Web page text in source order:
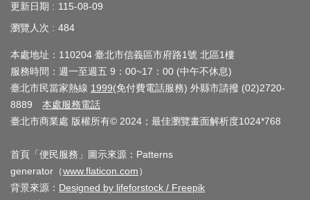
商
業
展
與
導
廊
更新日期
115-08-09
瀏覽人次
484
本處地址：110204 臺北市信義區市府路1號 北區1樓
服務時間：週一至週五 9：00~17：00 (中午不休息)
臺北市民當家熱線 1999(免付費電話服務) 外縣市請撥 (02)2720-
8889 本處服務電話
臺北市商業處 版權所有© 2024；最佳瀏覽畫面解析度1024*768
首頁「便民服務」圖示來源：Patterns
generator（www.flaticon.com）
背景來源： Designed by lifeforstock / Freepik